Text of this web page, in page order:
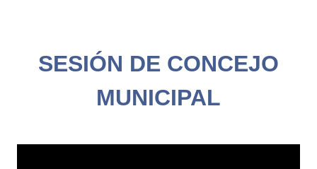
SESIÓN DE CONCEJO
MUNICIPAL